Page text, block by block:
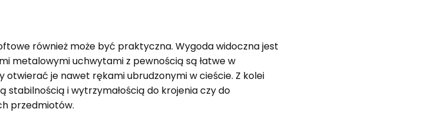
również może być praktyczna. Wygoda widoczna jest
metalowymi uchwytami z pewnością są łatwe w
otwierać je nawet rękami ubrudzonymi w cieście. Z kolei
stabilnością i wytrzymałością do krojenia czy do
przedmiotów.